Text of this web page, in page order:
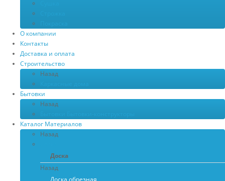
О компании
Контакты
Доставка и оплата
Строительство
Назад
Бытовки
Назад
Каталог Материалов
Назад
Доска
Назад
Доска обрезная